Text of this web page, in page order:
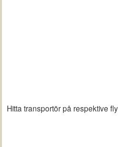
Hitta transportör på respektive